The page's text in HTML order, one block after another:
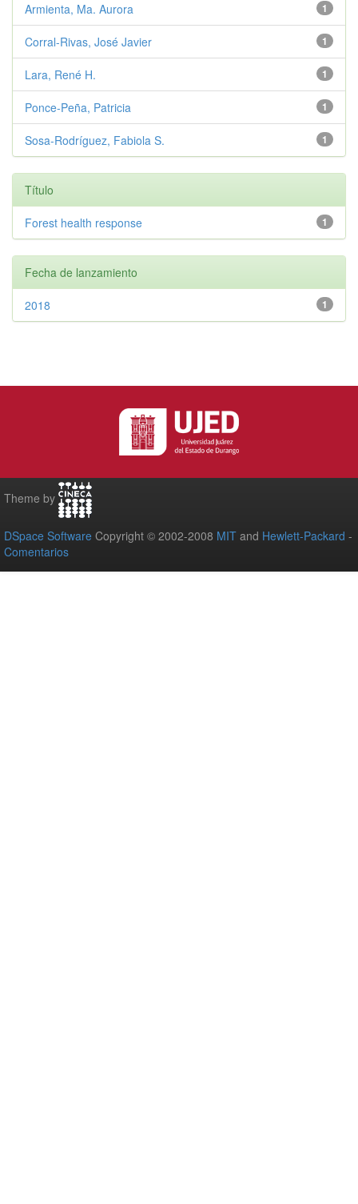
1
Armienta, Ma. Aurora
1
Corral-Rivas, José Javier
1
Lara, René H.
1
Ponce-Peña, Patricia
1
Sosa-Rodríguez, Fabiola S.
Título
1
Forest health response
Fecha de lanzamiento
1
2018
Theme by
DSpace Software Copyright © 2002-2008 MIT and Hewlett-Packard -
Comentarios